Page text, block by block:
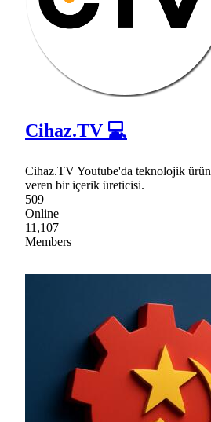
Cihaz.TV 💻
Cihaz.TV Youtube'da teknolojik
veren bir içerik üreticisi.
509
Online
11,107
Members